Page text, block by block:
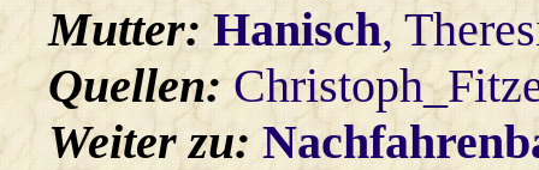
Mutter:Hanisch,
Quellen:
Weiter zu: